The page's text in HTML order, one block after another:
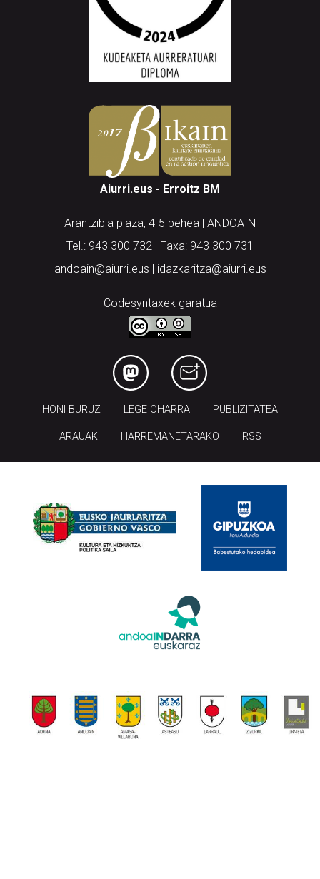
Aiurri.eus - Erroitz BM
Arantzibia plaza, 4-5 behea | ANDOAIN
Tel.: 943 300 732 | Faxa: 943 300 731
andoain@aiurri.eus | idazkaritza@aiurri.eus
Codesyntaxek garatua
HONI BURUZ LEGE OHARRA PUBLIZITATEA
ARAUAK HARREMANETARAKO RSS